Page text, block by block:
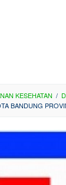
KESEHATAN /
BANDUNG